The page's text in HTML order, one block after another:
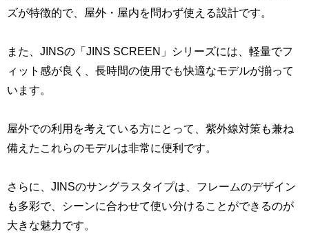
ズが特徴的で、屋外・屋内を問わず使える設計です。
また、JINSの「JINS SCREEN」シリーズには、軽量でフ
ィット感が良く、長時間の使用でも快適なモデルが揃って
います。
屋外での利用を考えている方にとって、紫外線対策も兼ね
備えたこれらのモデルは非常に便利です。
さらに、JINSのサングラスタイプは、フレームのデザイン
も多彩で、シーンに合わせて使い分けることができるのが
大きな魅力です。